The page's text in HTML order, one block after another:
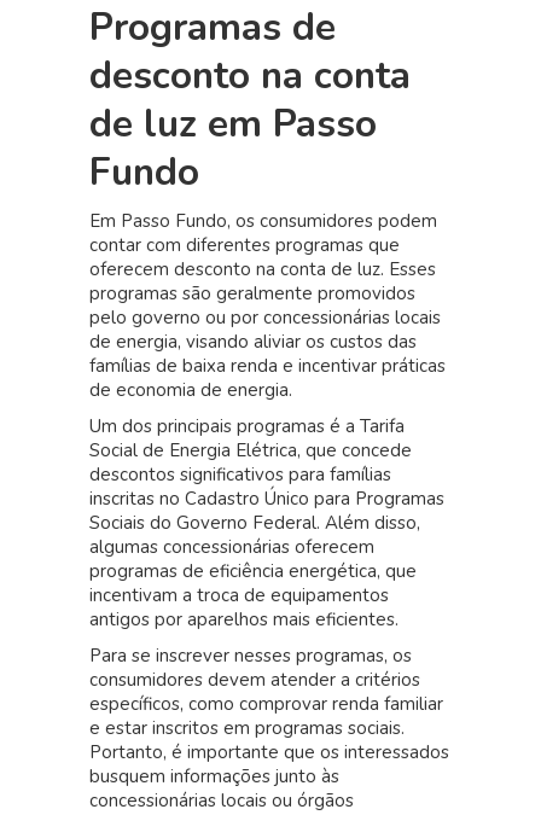
Programas de
desconto na conta
de luz em Passo
Fundo
Em Passo Fundo, os consumidores podem
contar com diferentes programas que
oferecem desconto na conta de luz. Esses
programas são geralmente promovidos
pelo governo ou por concessionárias locais
de energia, visando aliviar os custos das
famílias de baixa renda e incentivar práticas
de economia de energia.
Um dos principais programas é a Tarifa
Social de Energia Elétrica, que concede
descontos significativos para famílias
inscritas no Cadastro Único para Programas
Sociais do Governo Federal. Além disso,
algumas concessionárias oferecem
programas de eficiência energética, que
incentivam a troca de equipamentos
antigos por aparelhos mais eficientes.
Para se inscrever nesses programas, os
consumidores devem atender a critérios
específicos, como comprovar renda familiar
e estar inscritos em programas sociais.
Portanto, é importante que os interessados
busquem informações junto às
concessionárias locais ou órgãos